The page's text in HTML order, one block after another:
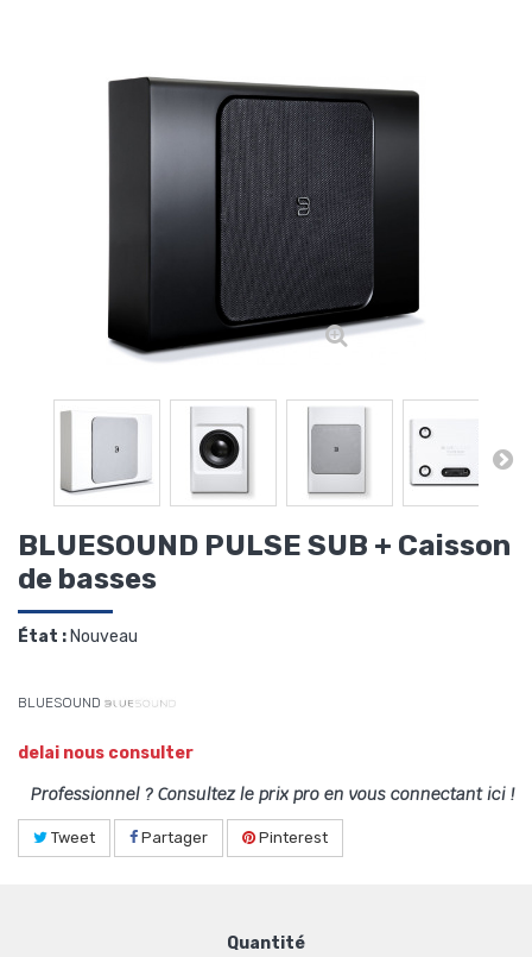
BLUESOUND PULSE SUB + Caisson
de basses
État :Nouveau
BLUESOUND
delai nous consulter
Professionnel ? Consultez le prix pro en vous connectant ici !
Tweet Partager Pinterest
Quantité